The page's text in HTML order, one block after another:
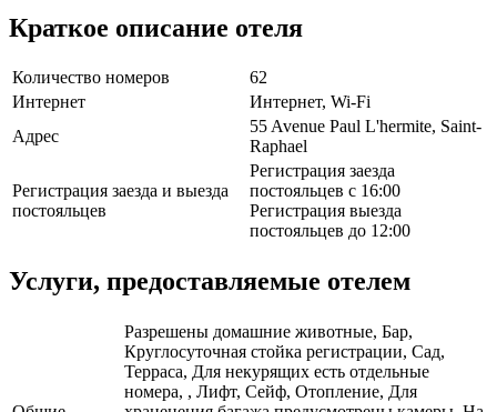
Краткое описание отеля
Количество номеров
62
Интернет
Интернет, Wi-Fi
Адрес
55 Avenue Paul L'hermite, Saint-
Raphael
Регистрация заезда и выезда
постояльцев
Регистрация заезда
постояльцев с 16:00
Регистрация выезда
постояльцев до 12:00
Услуги, предоставляемые отелем
Разрешены домашние животные, Бар,
Круглосуточная стойка регистрации, Сад,
Терраса, Для некурящих есть отдельные
номера, , Лифт, Сейф, Отопление, Для